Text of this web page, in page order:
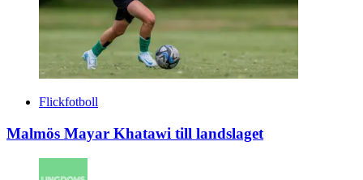
Flickfotboll
Malmös Mayar Khatawi till landslaget